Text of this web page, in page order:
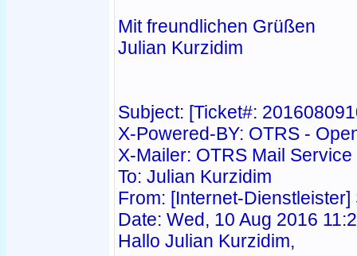
Mit freundlichen Grüßen
Julian Kurzidim
Subject: [Ticket#:
X-Powered-BY: OTRS -
X-Mailer: OTRS Mail
To: Julian Kurzidim
From: [Internet-Dienstleister]
Date: Wed, 10 Aug 2016
Hallo Julian Kurzidim,